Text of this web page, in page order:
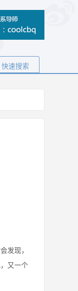
快速搜索
发现，
又一个